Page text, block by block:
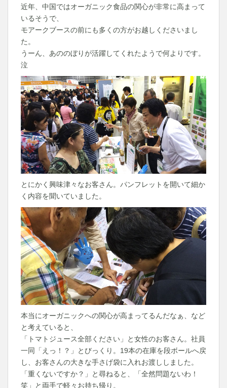
近年、中国ではオーガニック食品の関心が非常に高まって
いるそうで、
モアークブースの前にも多くの方がお越しくださいまし
た。
うーん、あののぼりが活躍してくれたようで何よりです。
泣
とにかく興味津々なお客さん。パンフレットを開いて細か
く内容を聞いていました。
本当にオーガニックへの関心が高まってるんだなぁ、など
と考えていると、
「トマトジュース全部ください」と女性のお客さん。社員
一同「えっ！？」とびっくり。19本の在庫を段ボールへ戻
し、お客さんの大きな手さげ袋に入れお渡ししました。
「重くないですか？」と尋ねると、「全然問題ないわ！
笑」と両手で軽々お持ち帰り。